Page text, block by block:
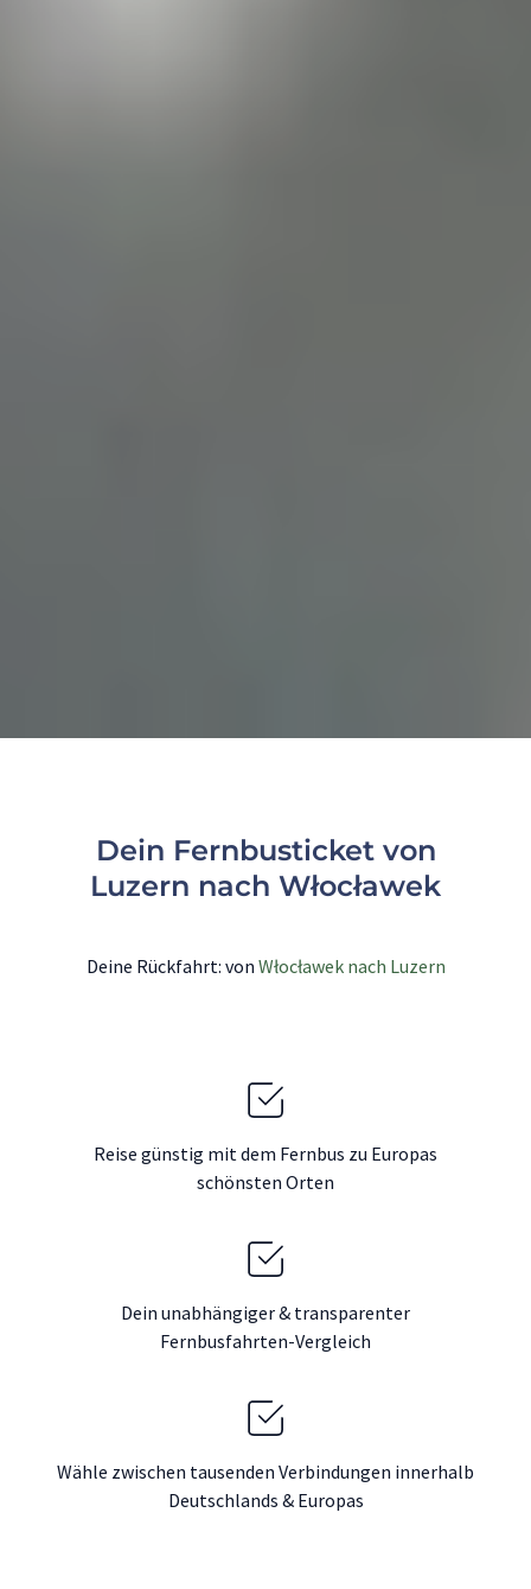
Dein Fernbusticket von
Luzern nach Włocławek
Deine Rückfahrt: von Włocławek nach Luzern
Reise günstig mit dem Fernbus zu Europas
schönsten Orten
Dein unabhängiger & transparenter
Fernbusfahrten-Vergleich
Wähle zwischen tausenden Verbindungen innerhalb
Deutschlands & Europas